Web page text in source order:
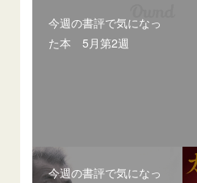
今週の書評で気になっ
た本 5月第2週
今週の書評で気になっ